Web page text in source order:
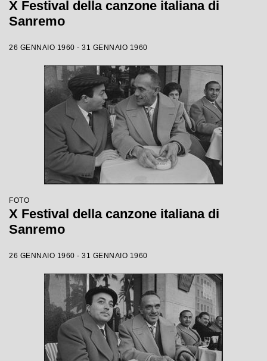
X Festival della canzone italiana di
Sanremo
26 GENNAIO 1960 - 31 GENNAIO 1960
FOTO
X Festival della canzone italiana di
Sanremo
26 GENNAIO 1960 - 31 GENNAIO 1960